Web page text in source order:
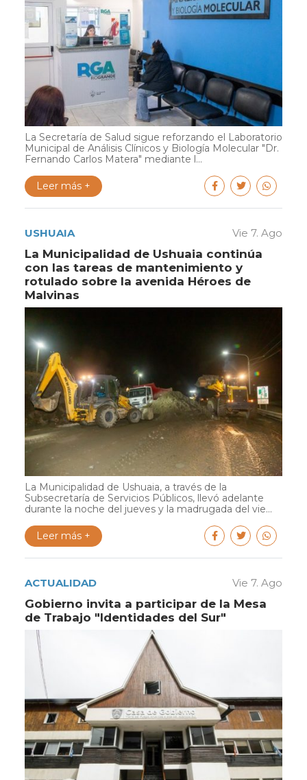
La Secretaría de Salud sigue reforzando el Laboratorio
Municipal de Análisis Clínicos y Biología Molecular "Dr.
Fernando Carlos Matera" mediante l...
Leer más +
USHUAIA Vie 7. Ago
La Municipalidad de Ushuaia continúa
con las tareas de mantenimiento y
rotulado sobre la avenida Héroes de
Malvinas
La Municipalidad de Ushuaia, a través de la
Subsecretaría de Servicios Públicos, llevó adelante
durante la noche del jueves y la madrugada del vie...
Leer más +
ACTUALIDAD Vie 7. Ago
Gobierno invita a participar de la Mesa
de Trabajo "Identidades del Sur"